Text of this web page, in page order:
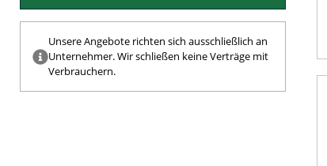
Unsere Angebote richten sich ausschließlich an
Unternehmer. Wir schließen keine Verträge mit
Verbrauchern.